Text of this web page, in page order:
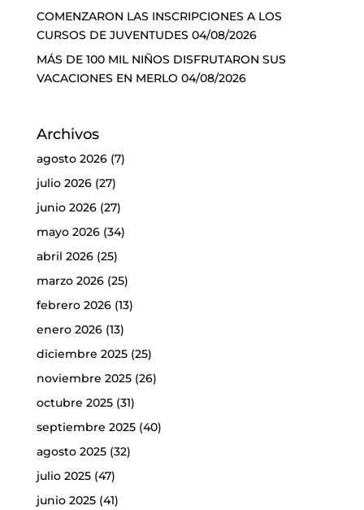
COMENZARON LAS INSCRIPCIONES A LOS
CURSOS DE JUVENTUDES 04/08/2026
MÁS DE 100 MIL NIÑOS DISFRUTARON SUS
VACACIONES EN MERLO 04/08/2026
Archivos
agosto 2026(7)
julio 2026(27)
junio 2026(27)
mayo 2026(34)
abril 2026(25)
marzo 2026(25)
febrero 2026(13)
enero 2026(13)
diciembre 2025(25)
noviembre 2025(26)
octubre 2025(31)
septiembre 2025(40)
agosto 2025(32)
julio 2025(47)
junio 2025(41)